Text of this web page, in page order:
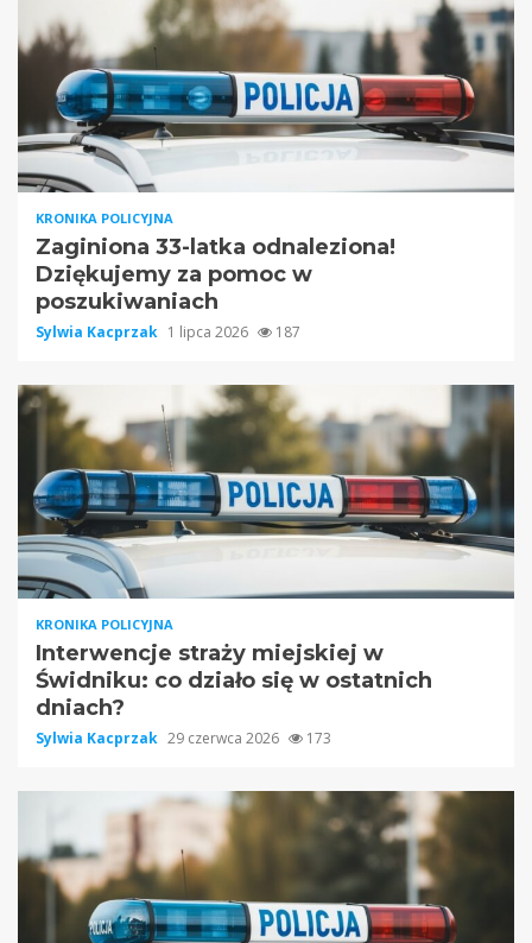
KRONIKA POLICYJNA
Zaginiona 33-latka odnaleziona!
Dziękujemy za pomoc w
poszukiwaniach
Sylwia Kacprzak 1 lipca 2026 187
KRONIKA POLICYJNA
Interwencje straży miejskiej w
Świdniku: co działo się w ostatnich
dniach?
Sylwia Kacprzak 29 czerwca 2026 173